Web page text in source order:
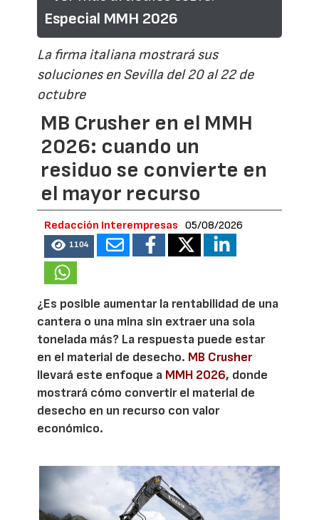
Especial MMH 2026
La firma italiana mostrará sus
soluciones en Sevilla del 20 al 22 de
octubre
MB Crusher en el MMH
2026: cuando un
residuo se convierte en
el mayor recurso
Redacción Interempresas 05/08/2026
1104
¿Es posible aumentar la rentabilidad de una
cantera o una mina sin extraer una sola
tonelada más? La respuesta puede estar
en el material de desecho. MB Crusher
llevará este enfoque a MMH 2026, donde
mostrará cómo convertir el material de
desecho en un recurso con valor
económico.